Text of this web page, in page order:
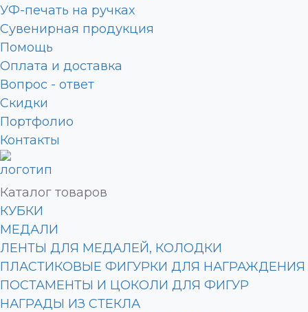
УФ-печать на ручках
Сувенирная продукция
Помощь
Оплата и доставка
Вопрос - ответ
Скидки
Портфолио
Контакты
Каталог товаров
КУБКИ
МЕДАЛИ
ЛЕНТЫ ДЛЯ МЕДАЛЕЙ, КОЛОДКИ
ПЛАСТИКОВЫЕ ФИГУРКИ ДЛЯ НАГРАЖДЕНИЯ
ПОСТАМЕНТЫ И ЦОКОЛИ ДЛЯ ФИГУР
НАГРАДЫ ИЗ СТЕКЛА